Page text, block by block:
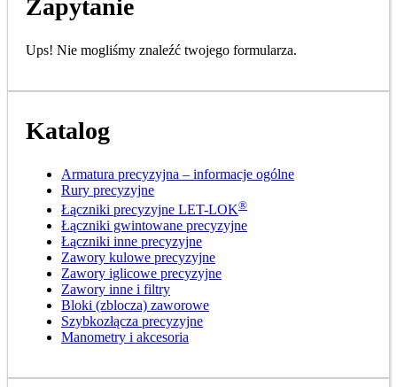
Zapytanie
Ups! Nie mogliśmy znaleźć twojego formularza.
Katalog
Armatura precyzyjna – informacje ogólne
Rury precyzyjne
Łączniki precyzyjne LET-LOK®
Łączniki gwintowane precyzyjne
Łączniki inne precyzyjne
Zawory kulowe precyzyjne
Zawory iglicowe precyzyjne
Zawory inne i filtry
Bloki (zblocza) zaworowe
Szybkozłącza precyzyjne
Manometry i akcesoria